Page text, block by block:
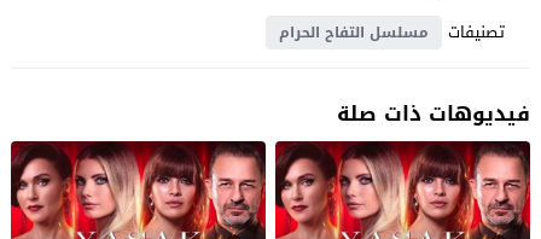
تصنيفات
مسلسل التفاح الحرام
فيديوهات ذات صلة